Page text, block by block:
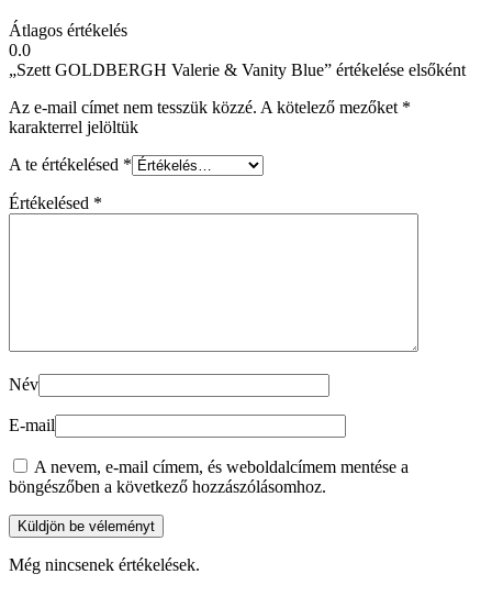
Átlagos értékelés
0.0
„Szett GOLDBERGH Valerie & Vanity Blue” értékelése elsőként
Az e-mail címet nem tesszük közzé. A kötelező mezőket *
karakterrel jelöltük
A te értékelésed *
Értékelésed *
Név
E-mail
A nevem, e-mail címem, és weboldalcímem mentése a
böngészőben a következő hozzászólásomhoz.
Még nincsenek értékelések.